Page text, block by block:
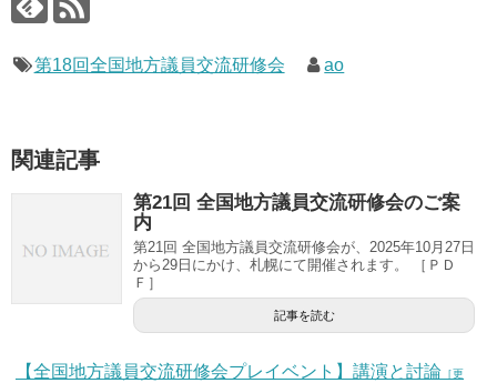
第18回全国地方議員交流研修会 ao
関連記事
第21回 全国地方議員交流研修会のご案
内
第21回 全国地方議員交流研修会が、2025年10月27日
から29日にかけ、札幌にて開催されます。 ［ＰＤ
Ｆ］
記事を読む
【全国地方議員交流研修会プレイベント】講演と討論 ［更